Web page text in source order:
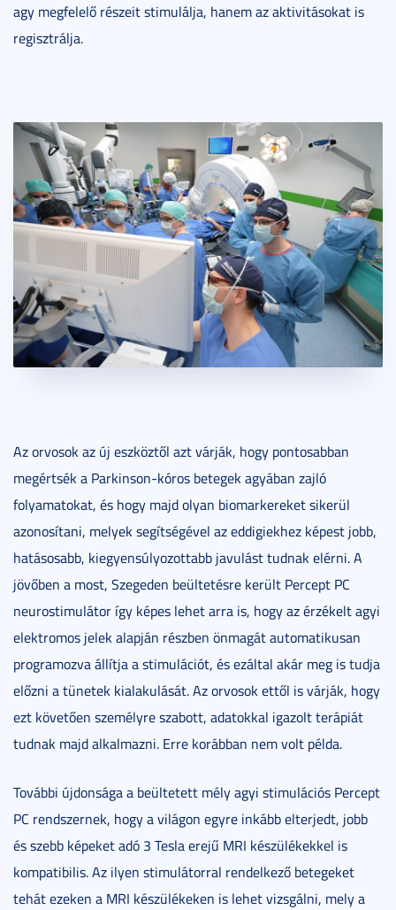
agy megfelelő részeit stimulálja, hanem az aktivitásokat is
regisztrálja.
Az orvosok az új eszköztől azt várják, hogy pontosabban
megértsék a Parkinson-kóros betegek agyában zajló
folyamatokat, és hogy majd olyan biomarkereket sikerül
azonosítani, melyek segítségével az eddigiekhez képest jobb,
hatásosabb, kiegyensúlyozottabb javulást tudnak elérni. A
jövőben a most, Szegeden beültetésre került Percept PC
neurostimulátor így képes lehet arra is, hogy az érzékelt agyi
elektromos jelek alapján részben önmagát automatikusan
programozva állítja a stimulációt, és ezáltal akár meg is tudja
előzni a tünetek kialakulását. Az orvosok ettől is várják, hogy
ezt követően személyre szabott, adatokkal igazolt terápiát
tudnak majd alkalmazni. Erre korábban nem volt példa.
További újdonsága a beültetett mély agyi stimulációs Percept
PC rendszernek, hogy a világon egyre inkább elterjedt, jobb
és szebb képeket adó 3 Tesla erejű MRI készülékekkel is
kompatibilis. Az ilyen stimulátorral rendelkező betegeket
tehát ezeken a MRI készülékeken is lehet vizsgálni, mely a